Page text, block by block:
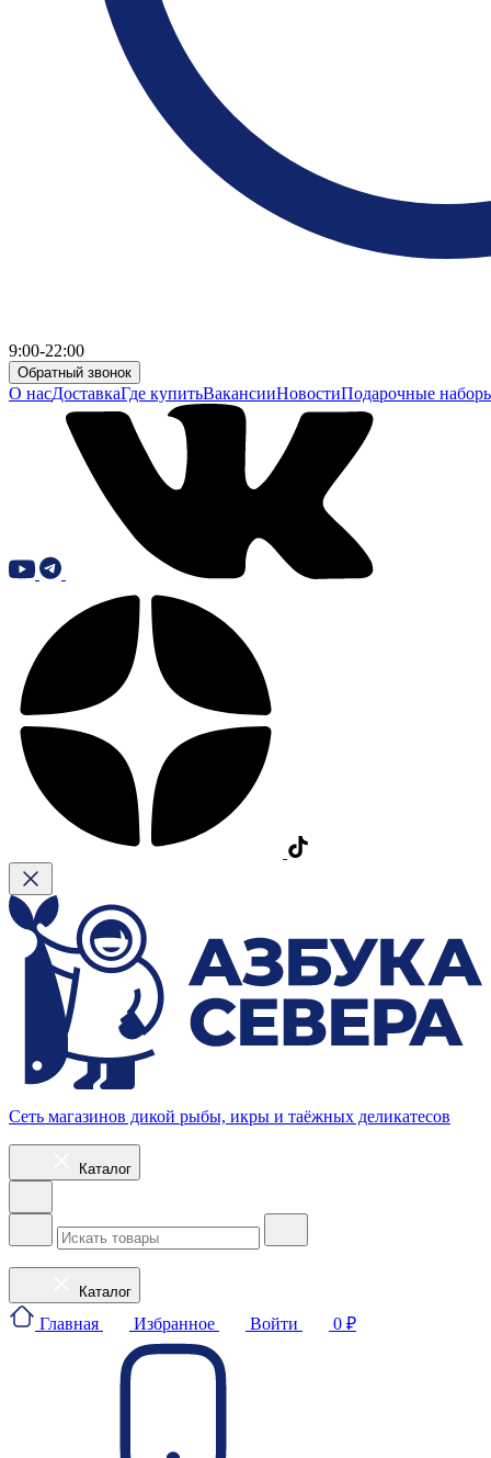
9:00-22:00
Обратный звонок
О насДоставкаГде купитьВакансииНовостиПодарочные
Сеть магазинов дикой рыбы, икры и таёжных деликатесов
Каталог
Каталог
Главная Избранное Войти 0 ₽